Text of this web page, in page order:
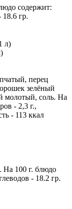
содержит:
18.6 гр.
перец
зелёный
молотый, соль. На
- 2,3 г.,
- 113 ккал
На 100 г. блюдо
- 18.2 гр.